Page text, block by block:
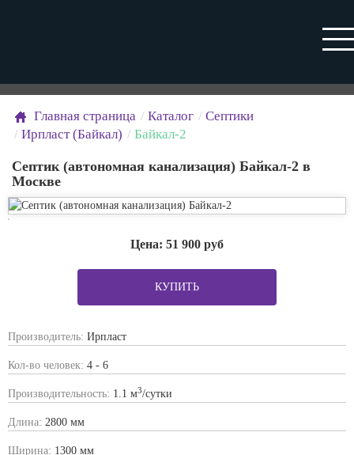
Главная страница Каталог
Септики
Ирпласт (Байкал)
Байкал-2
Септик (автономная канализация) Байкал-2 в
Москве
Цена: 51 900 руб
КУПИТЬ
Производитель: Ирпласт
Кол-во человек: 4 - 6
Производительность: 1.1 м3/сутки
Длина: 2800 мм
Ширина: 1300 мм